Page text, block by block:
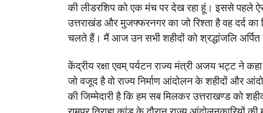
की लीडरशिप को एक मंच पर देख रहा हूं। इससे पहले
उत्तराखंड और मुजफ्फरनगर का जो रिश्ता है वह दर्द का
चलते हैं। मैं आज उन सभी शहीदों को श्रद्धांजलि अर्पित
केंद्रीय रक्षा एवम् पर्यटन राज्य मंत्री अजय भट्ट ने
जो वजूद है वो राज्य निर्माण आंदोलन के शहीदों और
की जिम्मेदारी है कि हम सब मिलकर उत्तराखण्ड को